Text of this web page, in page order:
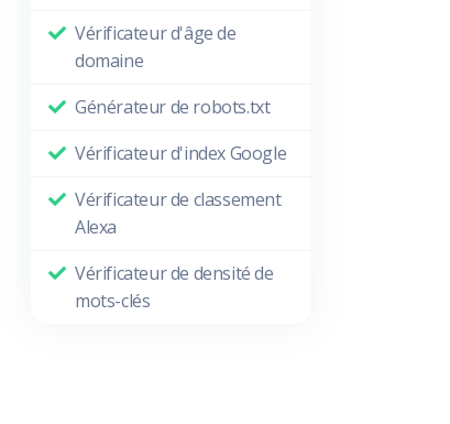
Vérificateur d'âge de
domaine
Générateur de robots.txt
Vérificateur d'index Google
Vérificateur de classement
Alexa
Vérificateur de densité de
mots-clés